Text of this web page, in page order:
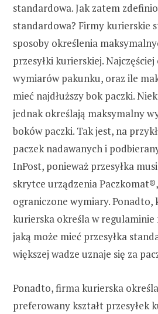
standardowa. Jak zatem
standardowa? Firmy kurierskie
sposoby określenia
przesyłki kurierskiej.
wymiarów pakunku, oraz ile
mieć najdłuższy bok paczki.
jednak określają maksymalny
boków paczki. Tak jest, na
paczek nadawanych i
InPost, ponieważ przesyłka
skrytce urządzenia
ograniczone wymiary. Ponadto,
kurierska określa w regulaminie
jaką może mieć przesyłka
większej wadze uznaje się za
Ponadto, firma kurierska
preferowany kształt przesyłek